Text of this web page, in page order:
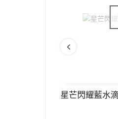
星芒閃耀藍水